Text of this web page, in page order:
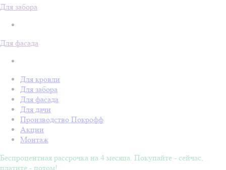
Для забора
Для фасада
Для кровли
Для забора
Для фасада
Для дачи
Производство Покрофф
Акции
Монтаж
Беспроцентная рассрочка на 4 месяца. Покупайте - сейчас,
платите - потом!